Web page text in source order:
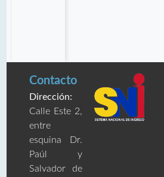
Contacto
Dirección:
Calle Este 2,
entre
esquina Dr.
Paúl y
Salvador de